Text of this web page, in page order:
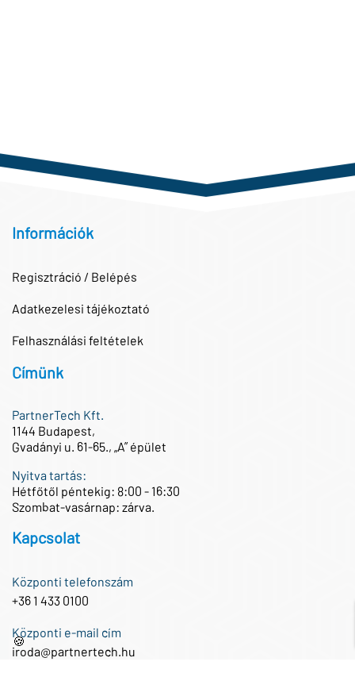
Információk
Regisztráció / Belépés
Adatkezelesi tájékoztató
Felhasználási feltételek
Címünk
PartnerTech Kft.
1144 Budapest,
Gvadányi u. 61-65., „A” épület
Nyitva tartás:
Hétfőtől péntekig: 8:00 - 16:30
Szombat-vasárnap: zárva.
Kapcsolat
Központi telefonszám
+36 1 433 0100
Központi e-mail cím
iroda@partnertech.hu
🍪